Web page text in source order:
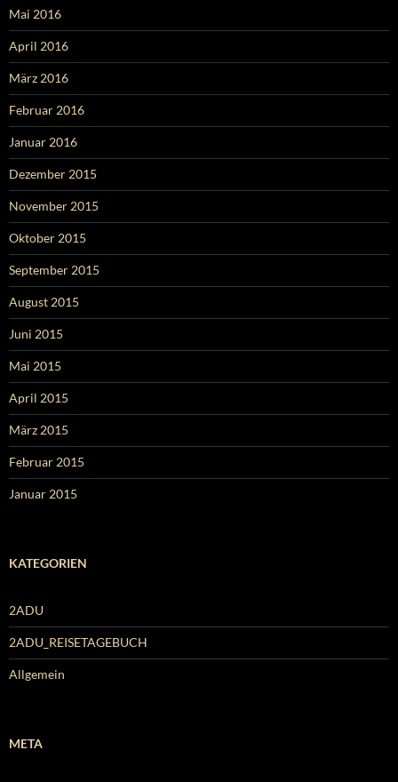
Mai 2016
April 2016
März 2016
Februar 2016
Januar 2016
Dezember 2015
November 2015
Oktober 2015
September 2015
August 2015
Juni 2015
Mai 2015
April 2015
März 2015
Februar 2015
Januar 2015
KATEGORIEN
2ADU
2ADU_REISETAGEBUCH
Allgemein
META